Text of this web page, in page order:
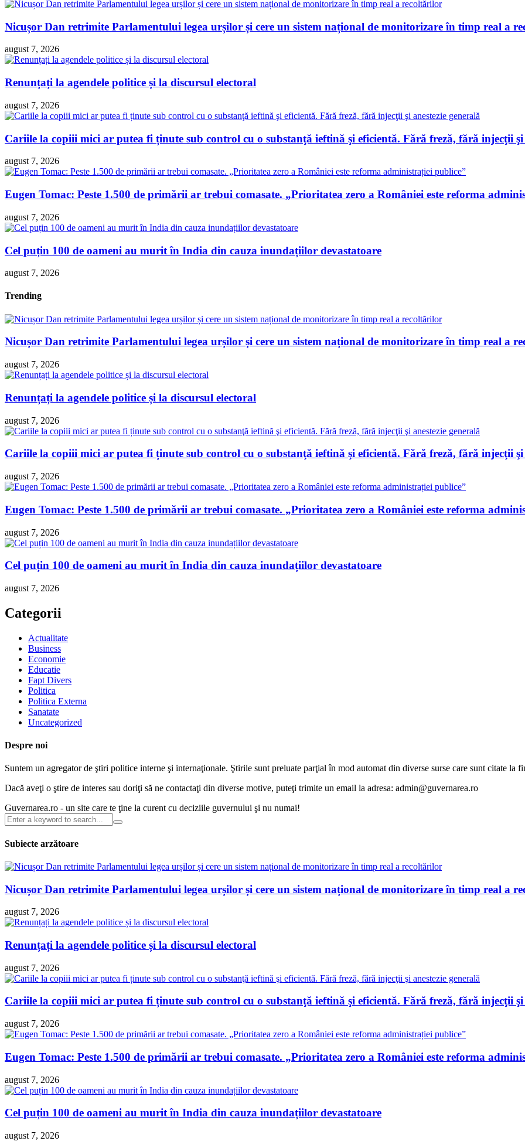
Nicușor Dan retrimite Parlamentului legea urșilor și cere un sistem național de monitorizare în timp real a
august 7, 2026
Renunțați la agendele politice și la discursul electoral
august 7, 2026
Cariile la copiii mici ar putea fi ținute sub control cu o substanţă ieftină şi eficientă. Fără freză, fără injecţii şi
august 7, 2026
Eugen Tomac: Peste 1.500 de primării ar trebui comasate. „Prioritatea zero a României este reforma
august 7, 2026
Cel puțin 100 de oameni au murit în India din cauza inundațiilor devastatoare
august 7, 2026
Trending
Nicușor Dan retrimite Parlamentului legea urșilor și cere un sistem național de monitorizare în timp real a
august 7, 2026
Renunțați la agendele politice și la discursul electoral
august 7, 2026
Cariile la copiii mici ar putea fi ținute sub control cu o substanţă ieftină şi eficientă. Fără freză, fără injecţii şi
august 7, 2026
Eugen Tomac: Peste 1.500 de primării ar trebui comasate. „Prioritatea zero a României este reforma
august 7, 2026
Cel puțin 100 de oameni au murit în India din cauza inundațiilor devastatoare
august 7, 2026
Categorii
Actualitate
Business
Economie
Educatie
Fapt Divers
Politica
Politica Externa
Sanatate
Uncategorized
Despre noi
Suntem un agregator de ştiri politice interne şi internaţionale. Ştirile sunt preluate parţial în mod automat din diverse surse care sunt citate la
Dacă aveţi o ştire de interes sau doriţi să ne contactaţi din diverse motive, puteţi trimite un email la adresa: admin@guvernarea.ro
Guvernarea.ro - un site care te ţine la curent cu deciziile guvernului şi nu numai!
Subiecte arzătoare
Nicușor Dan retrimite Parlamentului legea urșilor și cere un sistem național de monitorizare în timp real a
august 7, 2026
Renunțați la agendele politice și la discursul electoral
august 7, 2026
Cariile la copiii mici ar putea fi ținute sub control cu o substanţă ieftină şi eficientă. Fără freză, fără injecţii şi
august 7, 2026
Eugen Tomac: Peste 1.500 de primării ar trebui comasate. „Prioritatea zero a României este reforma
august 7, 2026
Cel puțin 100 de oameni au murit în India din cauza inundațiilor devastatoare
august 7, 2026